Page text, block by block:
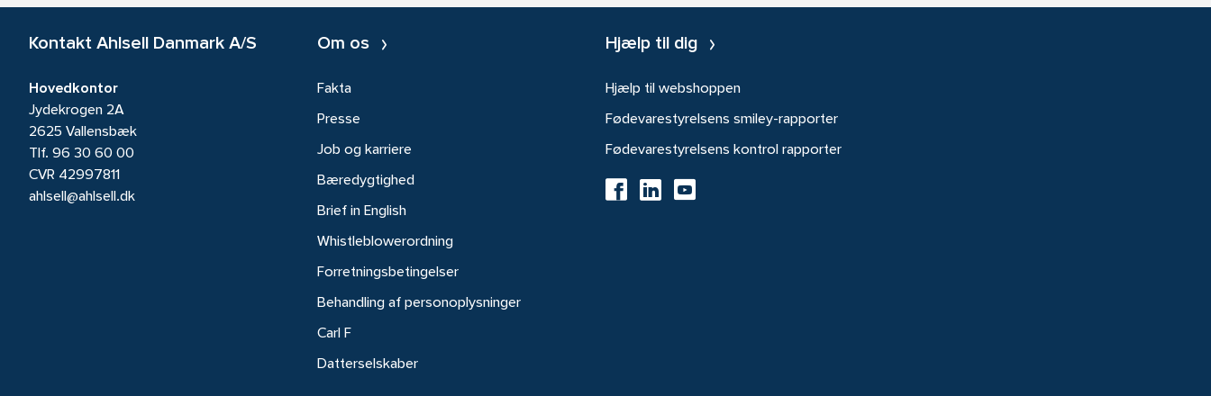
Kontakt Ahlsell Danmark A/S
Hovedkontor
Jydekrogen 2A
2625 Vallensbæk
Tlf. 96 30 60 00
CVR 42997811
ahlsell@ahlsell.dk
Om os
Fakta
Presse
Job og karriere
Bæredygtighed
Brief in English
Whistleblowerordning
Forretningsbetingelser
Behandling af personoplysninger
Carl F
Datterselskaber
Hjælp til dig
Hjælp til webshoppen
Fødevarestyrelsens smiley-rapporter
Fødevarestyrelsens kontrol rapporter